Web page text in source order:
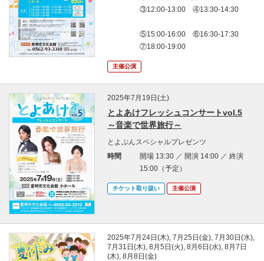
③12:00-13:00 ④13:30-14:30
⑤15:00-16:00 ⑥16:30-17:30
⑦18:00-19:00
主催公演
2025年7月19日(土)
とよあけフレッシュコンサートvol.5
～音楽で世界旅行～
とよぶんスペシャルプレゼンツ
時間
開場 13:30 ／ 開演 14:00 ／ 終演
15:00（予定）
チケット取り扱い 主催公演
2025年7月24日(木), 7月25日(金), 7月30日(水),
7月31日(木), 8月5日(火), 8月6日(水), 8月7日
(木), 8月8日(金)